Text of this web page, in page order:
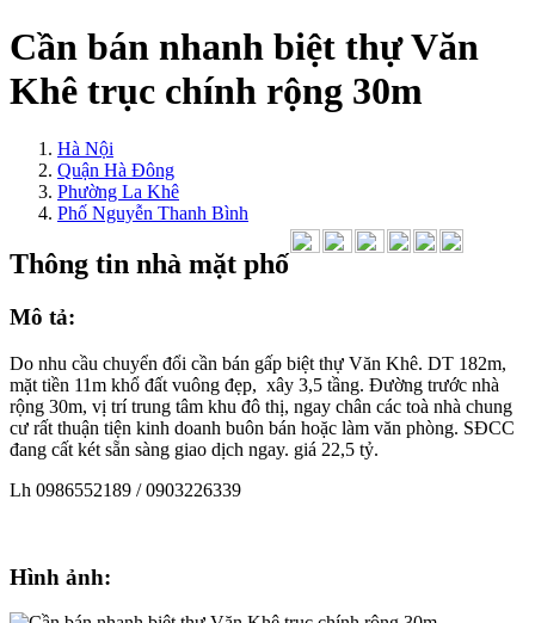
Cần bán nhanh biệt thự Văn
Khê trục chính rộng 30m
Hà Nội
Quận Hà Đông
Phường La Khê
Phố Nguyễn Thanh Bình
Thông tin nhà mặt phố
Mô tả:
Do nhu cầu chuyển đổi cần bán gấp biệt thự Văn Khê. DT 182m,
mặt tiền 11m khổ đất vuông đẹp, xây 3,5 tầng. Đường trước nhà
rộng 30m, vị trí trung tâm khu đô thị, ngay chân các toà nhà chung
cư rất thuận tiện kinh doanh buôn bán hoặc làm văn phòng. SĐCC
đang cất két sẵn sàng giao dịch ngay. giá 22,5 tỷ.
Lh 0986552189 / 0903226339
Hình ảnh: